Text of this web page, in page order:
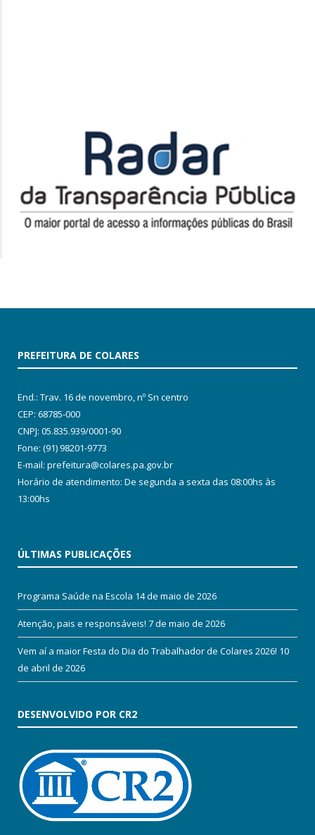
PREFEITURA DE COLARES
End.: Trav. 16 de novembro, nº Sn centro
CEP: 68785-000
CNPJ: 05.835.939/0001-90
Fone: (91) 98201-9773
E-mail: prefeitura@colares.pa.gov.br
Horário de atendimento: De segunda a sexta das 08:00hs às
13:00hs
ÚLTIMAS PUBLICAÇÕES
Programa Saúde na Escola 14 de maio de 2026
Atenção, pais e responsáveis! 7 de maio de 2026
Vem aí a maior Festa do Dia do Trabalhador de Colares 2026! 10
de abril de 2026
DESENVOLVIDO POR CR2